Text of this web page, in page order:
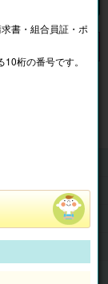
ておりません。
書・組合員証・ポ
桁の番号です。